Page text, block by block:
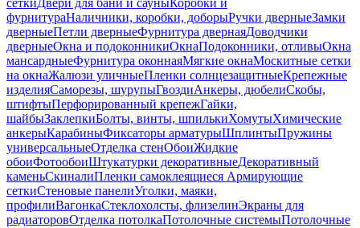
сеткиДвери для бани и сауныКоробки и
фурнитураНаличники, коробки, доборыРучки дверныеЗамки
дверныеПетли дверныеФурнитура двернаяДоводчики
дверныеОкна и подоконникиОкнаПодоконники, отливыОкна
мансардныеФурнитура оконнаяМягкие окнаМоскитные сетки
на окнаЖалюзи уличныеПленки солнцезащитныеКрепежные
изделияСаморезы, шурупыГвоздиАнкеры, дюбелиСкобы,
штифтыПерфорированный крепежГайки,
шайбыЗаклепкиБолты, винты, шпилькиХомутыХимические
анкерыКарабиныФиксаторы арматурыШплинтыПружины
универсальныеОтделка стенОбоиЖидкие
обоиФотообоиШтукатурки декоративныеДекоративный
каменьСкиналиПленки самоклеящиеся Армирующие
сеткиСтеновые панелиУголки, маяки,
профилиВагонкаСтеклохолсты, флизелинЭкраны для
радиаторовОтделка потолкаПотолочные системыПотолочные